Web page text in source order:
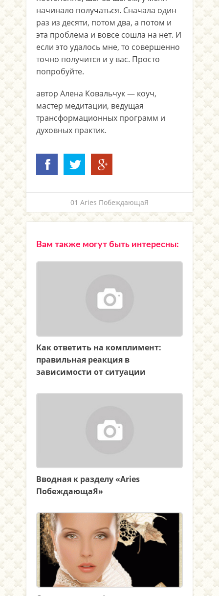
начинало получаться. Сначала один
раз из десяти, потом два, а потом и
эта проблема и вовсе сошла на нет. И
если это удалось мне, то совершенно
точно получится и у вас. Просто
попробуйте.
автор Алена Ковальчук — коуч,
мастер медитации, ведущая
трансформационных программ и
духовных практик.
01 Aries ПобеждающаЯ
Вам также могут быть интересны:
Как ответить на комплимент:
правильная реакция в
зависимости от ситуации
Вводная к разделу «Aries
ПобеждающаЯ»